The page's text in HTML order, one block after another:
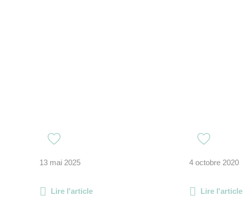
13 mai 2025
Lire l'article
4 octobre 2020
Lire l'article